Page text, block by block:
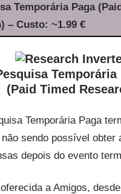
Temporária Paga
– Custo: ~1.99 €
Temporária
(Paid Timed
Temporária Paga
sendo possível obter
depois do evento
a Amigos,